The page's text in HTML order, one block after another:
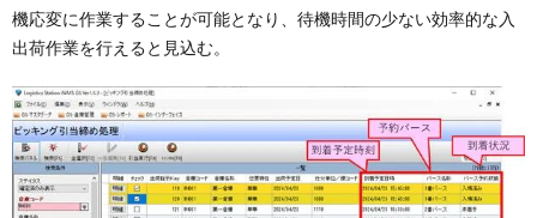
機応変に作業することが可能となり、待機時間の少ない効率的な入
出荷作業を行えると見込む。